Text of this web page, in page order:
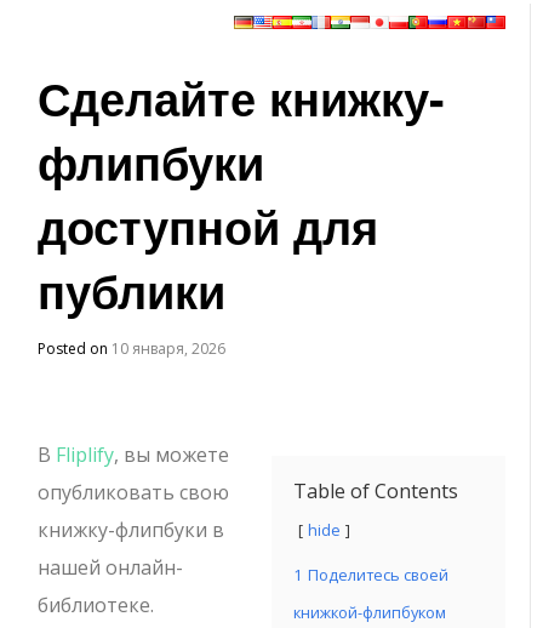
Сделайте книжку-
флипбуки
доступной для
публики
Posted on 10 января, 2026
Table of Contents
hide
1 Поделитесь своей
книжкой-флипбуком
В Fliplify, вы можете
опубликовать свою
книжку-флипбуки в
нашей онлайн-
библиотеке.